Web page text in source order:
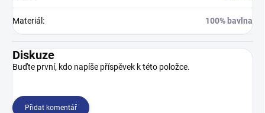
Materiál : 100% bavlna
Diskuze
Buďte první, kdo napíše příspěvek k této položce.
Přidat komentář